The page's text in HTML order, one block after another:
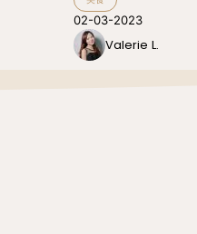
02-03-2023
Valerie L.